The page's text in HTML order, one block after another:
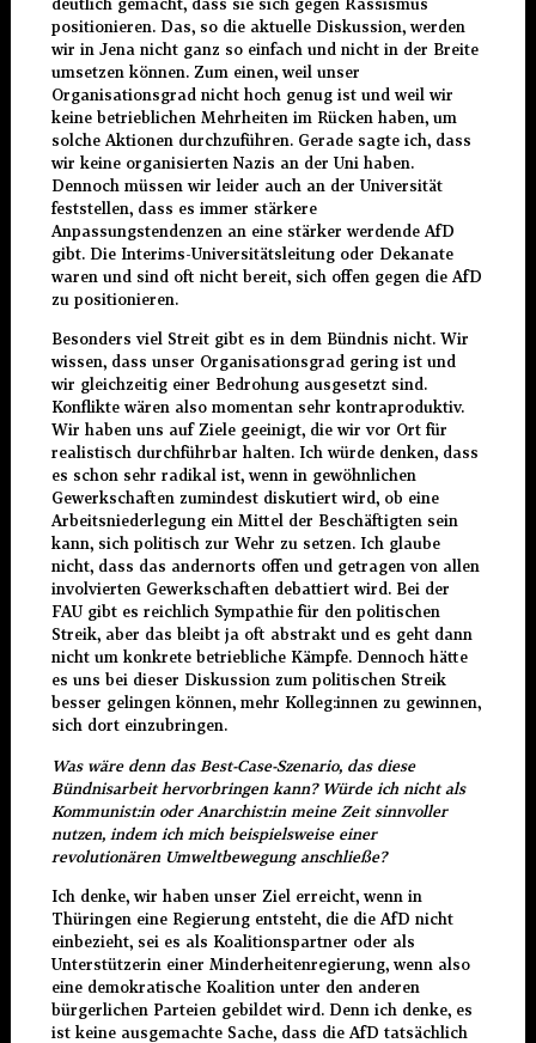
positionieren. Das, so die aktuelle Diskussion, werden
wir in Jena nicht ganz so einfach und nicht in der Breite
umsetzen können. Zum einen, weil unser
Organisationsgrad nicht hoch genug ist und weil wir
keine betrieblichen Mehrheiten im Rücken haben, um
solche Aktionen durchzuführen. Gerade sagte ich, dass
wir keine organisierten Nazis an der Uni haben.
Dennoch müssen wir leider auch an der Universität
feststellen, dass es immer stärkere
Anpassungstendenzen an eine stärker werdende AfD
gibt. Die Interims-Universitätsleitung oder Dekanate
waren und sind oft nicht bereit, sich offen gegen die AfD
zu positionieren.
Besonders viel Streit gibt es in dem Bündnis nicht. Wir
wissen, dass unser Organisationsgrad gering ist und
wir gleichzeitig einer Bedrohung ausgesetzt sind.
Konflikte wären also momentan sehr kontraproduktiv.
Wir haben uns auf Ziele geeinigt, die wir vor Ort für
realistisch durchführbar halten. Ich würde denken, dass
es schon sehr radikal ist, wenn in gewöhnlichen
Gewerkschaften zumindest diskutiert wird, ob eine
Arbeitsniederlegung ein Mittel der Beschäftigten sein
kann, sich politisch zur Wehr zu setzen. Ich glaube
nicht, dass das andernorts offen und getragen von allen
involvierten Gewerkschaften debattiert wird. Bei der
FAU gibt es reichlich Sympathie für den politischen
Streik, aber das bleibt ja oft abstrakt und es geht dann
nicht um konkrete betriebliche Kämpfe. Dennoch hätte
es uns bei dieser Diskussion zum politischen Streik
besser gelingen können, mehr Kolleg:innen zu gewinnen,
sich dort einzubringen.
Was wäre denn das Best-Case-Szenario, das diese
Bündnisarbeit hervorbringen kann? Würde ich nicht als
Kommunist:in oder Anarchist:in meine Zeit sinnvoller
nutzen, indem ich mich beispielsweise einer
revolutionären Umweltbewegung anschließe?
Ich denke, wir haben unser Ziel erreicht, wenn in
Thüringen eine Regierung entsteht, die die AfD nicht
einbezieht, sei es als Koalitionspartner oder als
Unterstützerin einer Minderheitenregierung, wenn also
eine demokratische Koalition unter den anderen
bürgerlichen Parteien gebildet wird. Denn ich denke, es
ist keine ausgemachte Sache, dass die AfD tatsächlich